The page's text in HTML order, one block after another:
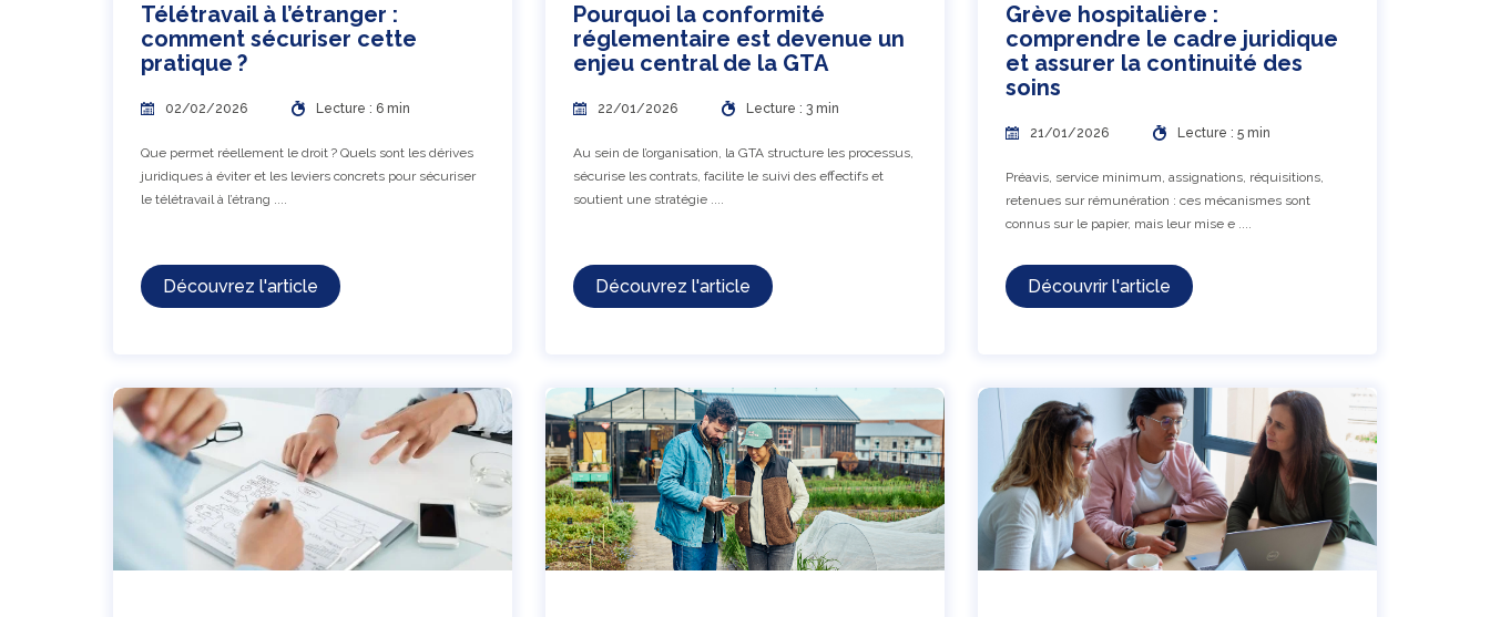
Télétravail à l’étranger :
comment sécuriser cette
pratique ?
02/02/2026 Lecture : 6 min
Que permet réellement le droit ? Quels sont les dérives
juridiques à éviter et les leviers concrets pour sécuriser
le télétravail à l’étrang ....
Découvrez l'article
Pourquoi la conformité
réglementaire est devenue un
enjeu central de la GTA
22/01/2026 Lecture : 3 min
Au sein de l’organisation, la GTA structure les processus,
sécurise les contrats, facilite le suivi des effectifs et
soutient une stratégie ....
Découvrez l'article
Grève hospitalière :
comprendre le cadre juridique
et assurer la continuité des
soins
21/01/2026 Lecture : 5 min
Préavis, service minimum, assignations, réquisitions,
retenues sur rémunération : ces mécanismes sont
connus sur le papier, mais leur mise e ....
Découvrir l'article